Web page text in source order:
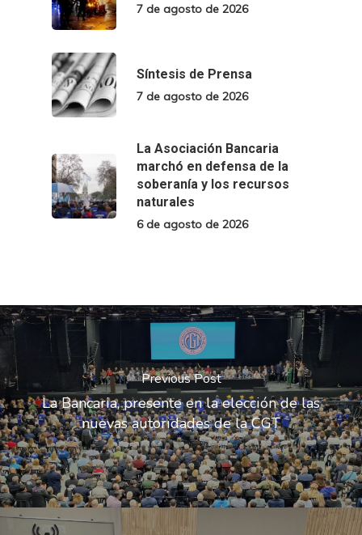
7 de agosto de 2026
Síntesis de Prensa
7 de agosto de 2026
La Asociación Bancaria
marchó en defensa de la
soberanía y los recursos
naturales
6 de agosto de 2026
Previous Post
La Bancaria, presente en la elección de las
nuevas autoridades de la CGT